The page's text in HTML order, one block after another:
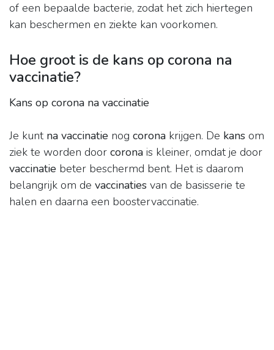
of een bepaalde bacterie, zodat het zich hiertegen
kan beschermen en ziekte kan voorkomen.
Hoe groot is de kans op corona na
vaccinatie?
Kans op corona na vaccinatie
Je kunt na vaccinatie nog corona krijgen. De kans om
ziek te worden door corona is kleiner, omdat je door
vaccinatie beter beschermd bent. Het is daarom
belangrijk om de vaccinaties van de basisserie te
halen en daarna een boostervaccinatie.